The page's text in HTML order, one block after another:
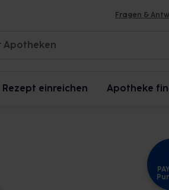
Fragen &
Rezept einreichen Apotheke